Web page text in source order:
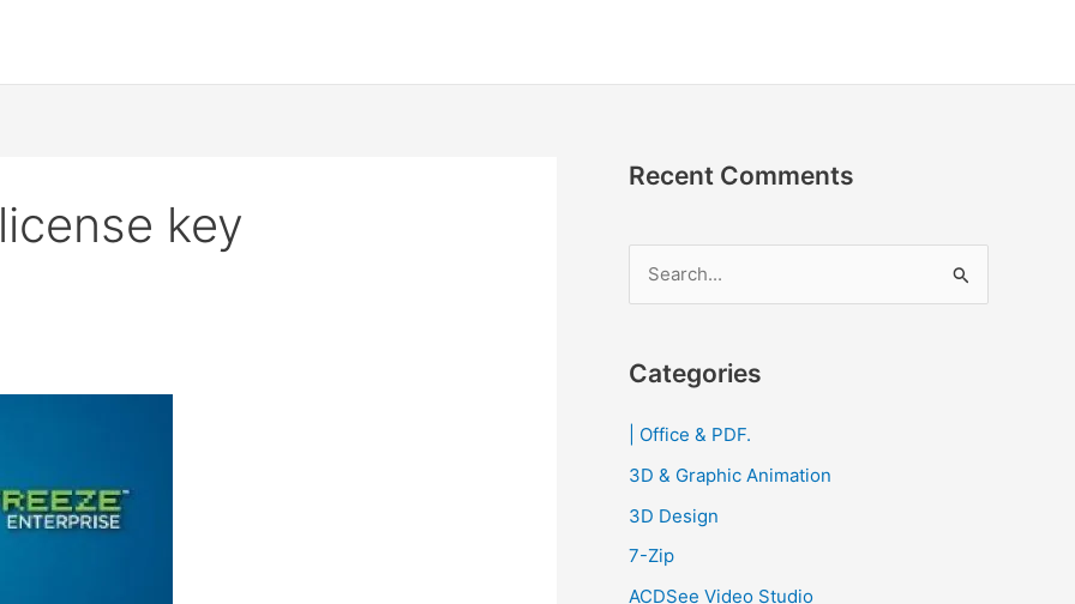
key
Recent Comments
r
h
f
o
r
Categories
| Office & PDF.
3D & Graphic Animation
3D Design
7-Zip
ACDSee Video Studio